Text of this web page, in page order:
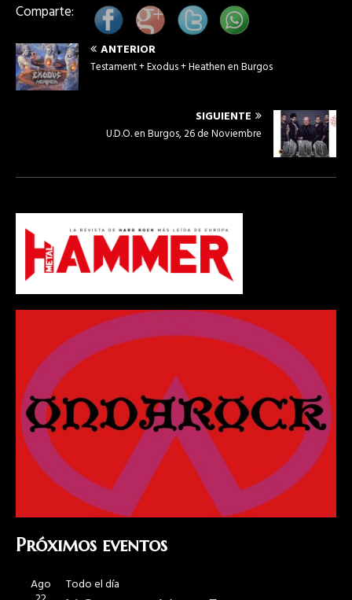
Comparte:
ANTERIOR
Testament + Exodus + Heathen en Burgos
SIGUIENTE
U.D.O. en Burgos, 26 de Noviembre
Próximos eventos
Ago Todo el día